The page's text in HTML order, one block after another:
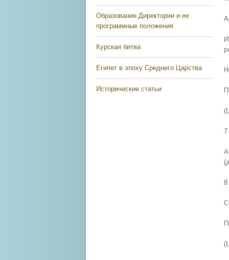
Образование Директории и ее
программные положения
Курская битва
Египет в эпоху Среднего Царства
Исторические статьи
7
8